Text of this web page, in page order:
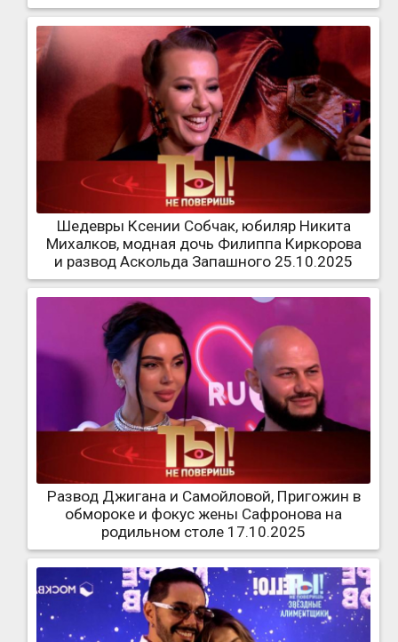
Шедевры Ксении Собчак, юбиляр Никита
Михалков, модная дочь Филиппа Киркорова
и развод Аскольда Запашного 25.10.2025
Развод Джигана и Самойловой, Пригожин в
обмороке и фокус жены Сафронова на
родильном столе 17.10.2025